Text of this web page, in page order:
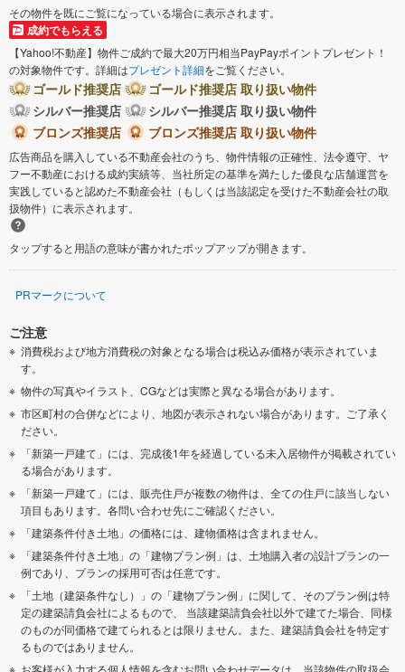
その物件を既にご覧になっている場合に表示されます。
成約でもらえる
【Yahoo!不動産】物件ご成約で最大20万円相当PayPayポイントプレゼント！
の対象物件です。詳細はプレゼント詳細をご覧ください。
ゴールド推奨店
ゴールド推奨店 取り扱い物件
シルバー推奨店
シルバー推奨店 取り扱い物件
ブロンズ推奨店
ブロンズ推奨店 取り扱い物件
広告商品を購入している不動産会社のうち、物件情報の正確性、法令遵守、ヤ
フー不動産における成約実績等、当社所定の基準を満たした優良な店舗運営を
実践していると認めた不動産会社（もしくは当該認定を受けた不動産会社の取
扱物件）に表示されます。
タップすると用語の意味が書かれたポップアップが開きます。
PRマークについて
ご注意
消費税および地方消費税の対象となる場合は税込み価格が表示されていま
す。
物件の写真やイラスト、CGなどは実際と異なる場合があります。
市区町村の合併などにより、地図が表示されない場合があります。ご了承く
ださい。
「新築一戸建て」には、完成後1年を経過している未入居物件が掲載されてい
る場合があります。
「新築一戸建て」には、販売住戸が複数の物件は、全ての住戸に該当しない
項目もあります。各問い合わせ先にご確認ください。
「建築条件付き土地」の価格には、建物価格は含まれません。
「建築条件付き土地」の「建物プラン例」は、土地購入者の設計プランの一
例であり、プランの採用可否は任意です。
「土地（建築条件なし）」の「建物プラン例」に関して、そのプラン例は特
定の建築請負会社によるもので、 当該建築請負会社以外で建てた場合、同様
のものが同価格で建てられるとは限りません。また、建築請負会社を特定す
るものではありません。
お客様が入力する個人情報を含むお問い合わせデータは、当該物件の取扱会